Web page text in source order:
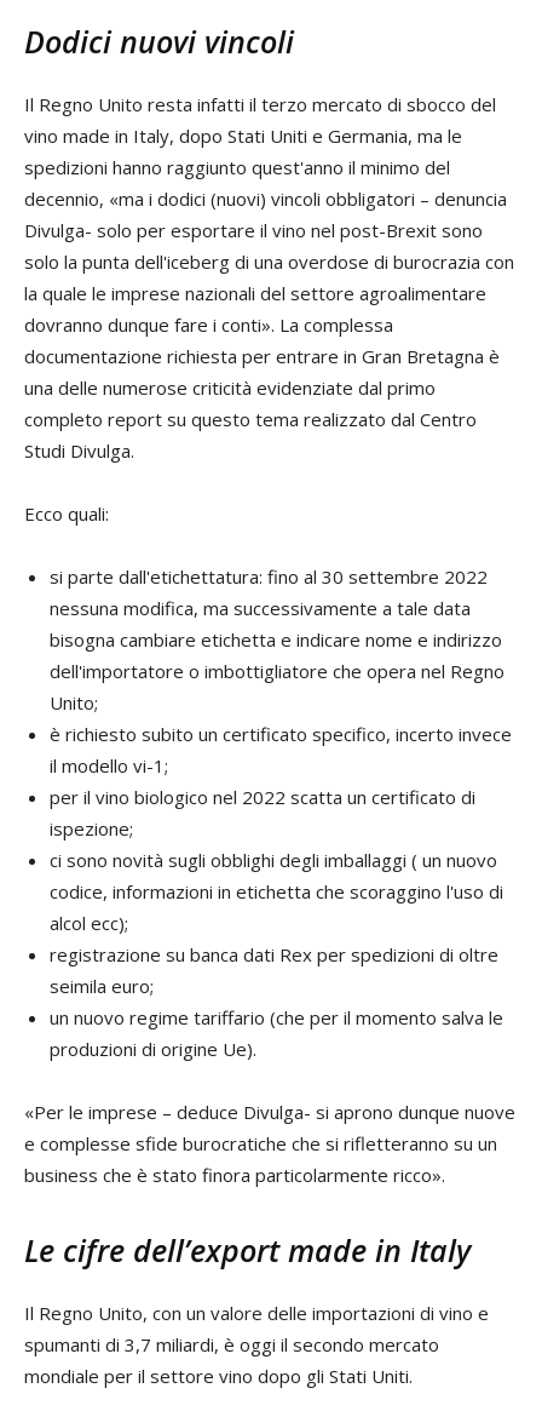
Dodici nuovi vincoli
Il Regno Unito resta infatti il terzo mercato di sbocco del
vino made in Italy, dopo Stati Uniti e Germania, ma le
spedizioni hanno raggiunto quest'anno il minimo del
decennio, «ma i dodici (nuovi) vincoli obbligatori – denuncia
Divulga- solo per esportare il vino nel post-Brexit sono
solo la punta dell'iceberg di una overdose di burocrazia con
la quale le imprese nazionali del settore agroalimentare
dovranno dunque fare i conti». La complessa
documentazione richiesta per entrare in Gran Bretagna è
una delle numerose criticità evidenziate dal primo
completo report su questo tema realizzato dal Centro
Studi Divulga.
Ecco quali:
si parte dall'etichettatura: fino al 30 settembre 2022
nessuna modifica, ma successivamente a tale data
bisogna cambiare etichetta e indicare nome e indirizzo
dell'importatore o imbottigliatore che opera nel Regno
Unito;
è richiesto subito un certificato specifico, incerto invece
il modello vi-1;
per il vino biologico nel 2022 scatta un certificato di
ispezione;
ci sono novità sugli obblighi degli imballaggi ( un nuovo
codice, informazioni in etichetta che scoraggino l'uso di
alcol ecc);
registrazione su banca dati Rex per spedizioni di oltre
seimila euro;
un nuovo regime tariffario (che per il momento salva le
produzioni di origine Ue).
«Per le imprese – deduce Divulga- si aprono dunque nuove
e complesse sfide burocratiche che si rifletteranno su un
business che è stato finora particolarmente ricco».
Le cifre dell’export made in Italy
Il Regno Unito, con un valore delle importazioni di vino e
spumanti di 3,7 miliardi, è oggi il secondo mercato
mondiale per il settore vino dopo gli Stati Uniti.